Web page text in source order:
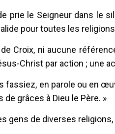
prie le Seigneur dans le
pour toutes les
Croix, ni aucune
Christ par action ; une
fassiez, en parole ou en
grâces à Dieu le Père. »
gens de diverses